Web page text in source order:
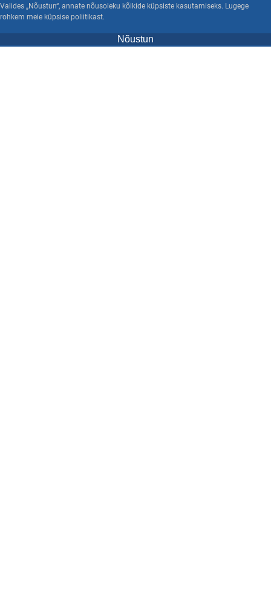
Valides „Nõustun“, annate nõusoleku kõikide küpsiste kasutamiseks. Lugege
rohkem meie küpsise poliitikast.
Nõustun